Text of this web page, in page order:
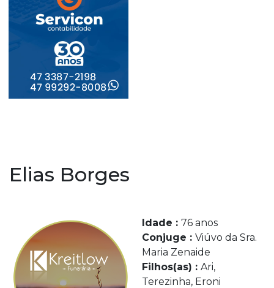
Elias Borges
Idade : 76 anos
Conjuge : Viúvo da Sra.
Maria Zenaide
Filhos(as) : Ari,
Terezinha, Eroni